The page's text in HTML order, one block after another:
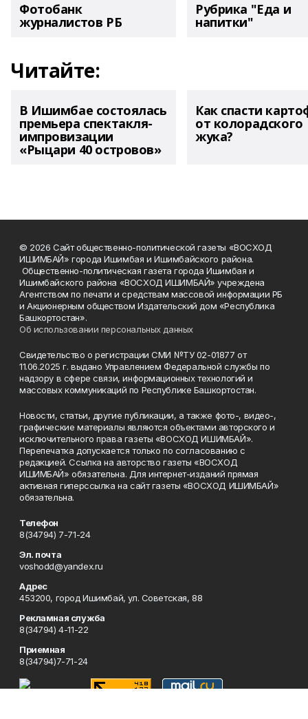
Фотобанк
журналистов РБ
Рубрика "Еда и
напитки"
Читайте:
В Ишимбае состоялась
премьера спектакля-
импровизации
«Рыцари 40 островов»
Как спасти
от колорадского
жука?
© 2026 Сайт общественно-политической газеты «ВОСХОД
ИШИМБАЙ» города Ишимбая и Ишимбайского района.
Общественно-политическая газета города Ишимбая и
Ишимбайского района «ВОСХОД ИШИМБАЙ» учреждена
Агентством по печати и средствам массовой информации РБ
и Акционерным обществом Издательский дом «Республика
Башкортостан».
Об использовании персональных данных
Свидетельство о регистрации СМИ №ТУ 02-01877 от
11.06.2025 г. выдано Управлением Федеральной службы по
надзору в сфере связи, информационных технологий и
массовых коммуникаций по Республике Башкортостан.
Новости, статьи, другие публикации, а также фото-, видео-,
графические материалы являются объектами авторского и
исключительного права газеты «ВОСХОД ИШИМБАЙ».
Перепечатка допускается только по согласованию с
редакцией. Ссылка на авторство газеты «ВОСХОД
ИШИМБАЙ» обязательна. Для интернет-изданий прямая
активная гиперссылка на сайт газеты «ВОСХОД ИШИМБАЙ»
обязательна.
Телефон
8(34794) 7-71-24
Эл. почта
voshodd@yandex.ru
Адрес
453200, город Ишимбай, ул. Советская, 88
Рекламная служба
8(34794) 4-11-22
Приемная
8(34794)7-71-24